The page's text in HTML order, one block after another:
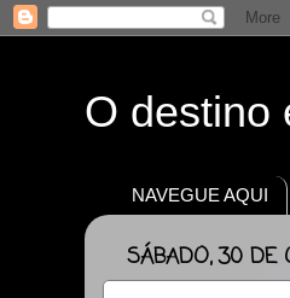
O destino
NAVEGUE AQUI
SÁBADO, 30 DE